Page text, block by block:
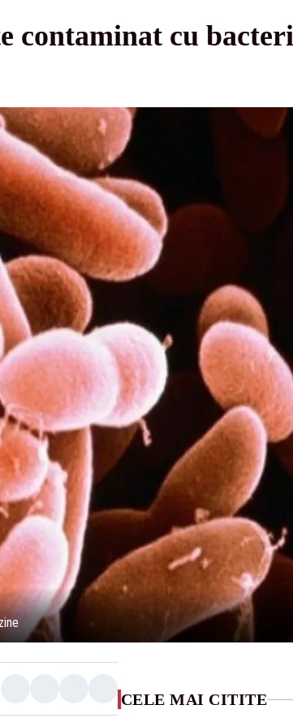
contaminat cu
CELE MAI CITITE